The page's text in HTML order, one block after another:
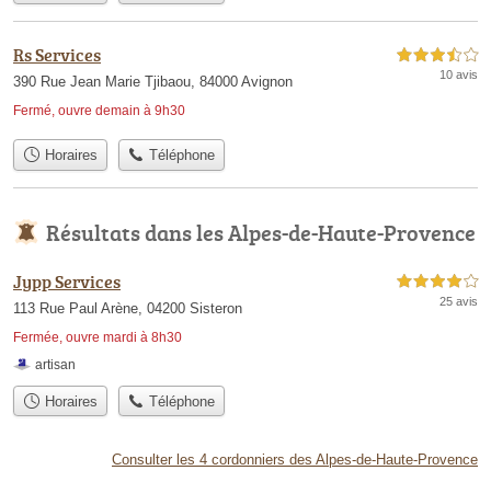
Rs Services
390 Rue Jean Marie Tjibaou, 84000 Avignon
Fermé, ouvre demain à 9h30
3,5 étoiles sur 5
10 avis
Horaires Téléphone
Résultats dans les Alpes-de-Haute-Provence
Jypp Services
113 Rue Paul Arène, 04200 Sisteron
Fermée, ouvre mardi à 8h30
4,0 étoiles sur 5
25 avis
artisan
Horaires Téléphone
Consulter les 4 cordonniers des Alpes-de-Haute-Provence